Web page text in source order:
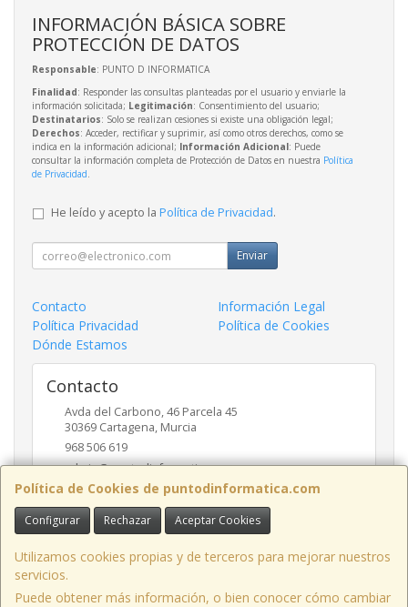
Política de Cookies de puntodinformatica.com
Configurar Rechazar Aceptar Cookies
Utilizamos cookies propias y de terceros para mejorar nuestros
servicios.
Puede obtener más información, o bien conocer cómo cambiar
INFORMACIÓN BÁSICA SOBRE
PROTECCIÓN DE DATOS
Responsable: PUNTO D INFORMATICA
Finalidad: Responder las consultas planteadas por el usuario y enviarle la
información solicitada; Legitimación: Consentimiento del usuario;
Destinatarios: Solo se realizan cesiones si existe una obligación legal;
Derechos: Acceder, rectificar y suprimir, así como otros derechos, como se
indica en la información adicional; Información Adicional: Puede
consultar la información completa de Protección de Datos en nuestra Política
de Privacidad.
He leído y acepto la Política de Privacidad.
Enviar
Contacto
Información Legal
Política Privacidad
Política de Cookies
Dónde Estamos
Contacto
Avda del Carbono, 46 Parcela 45
30369 Cartagena, Murcia
968 506 619
admin@puntodinformatica.com
Horario
09:30h a 14:00h y de 16:30h a 20:00h